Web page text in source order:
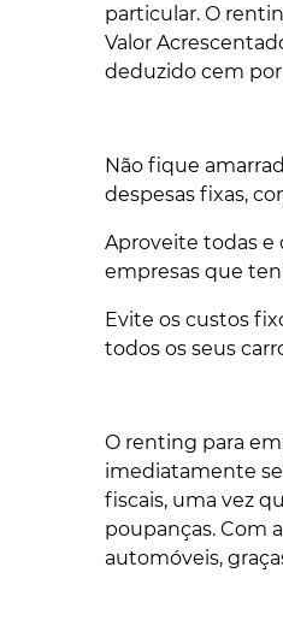
particular. O
Valor
deduzido cem
Não fique
despesas fixas,
Aproveite todas e
empresas que
Evite os custos
todos os seus
O renting para
imediatamente
fiscais, uma vez
poupanças. Com
automóveis,